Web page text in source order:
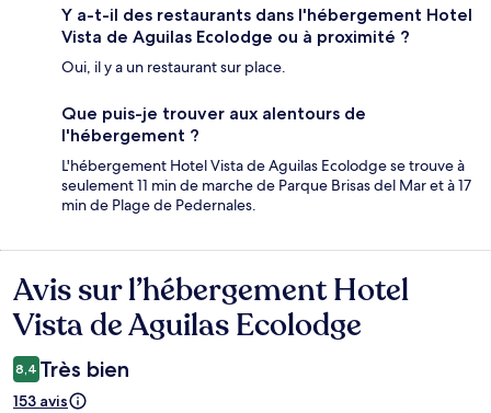
Y a-t-il des restaurants dans l'hébergement Hotel
Vista de Aguilas Ecolodge ou à proximité ?
Oui, il y a un restaurant sur place.
Que puis-je trouver aux alentours de
l'hébergement ?
L'hébergement Hotel Vista de Aguilas Ecolodge se trouve à
seulement 11 min de marche de Parque Brisas del Mar et à 17
min de Plage de Pedernales.
Avis
Avis sur l’hébergement Hotel
Vista de Aguilas Ecolodge
8,4 Très bien
153 avis